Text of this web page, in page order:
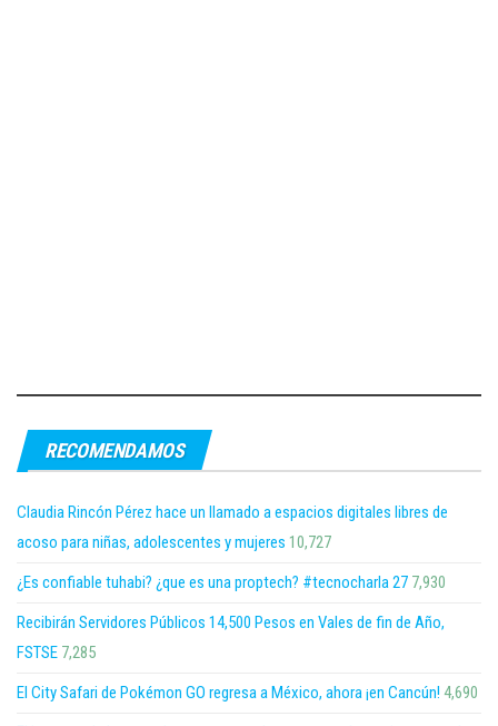
RECOMENDAMOS
Claudia Rincón Pérez hace un llamado a espacios digitales libres de
acoso para niñas, adolescentes y mujeres 10,727
¿Es confiable tuhabi? ¿que es una proptech? #tecnocharla 27 7,930
Recibirán Servidores Públicos 14,500 Pesos en Vales de fin de Año,
FSTSE 7,285
El City Safari de Pokémon GO regresa a México, ahora ¡en Cancún! 4,690